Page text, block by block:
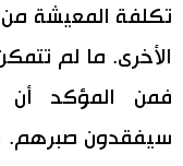
تكلفة المعيشة من
الأخرى. ما لم
فمن المؤكد أن
سيفقدون صبرهم.